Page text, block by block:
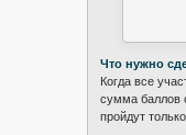
Что нужно
Когда все
сумма баллов
пройдут